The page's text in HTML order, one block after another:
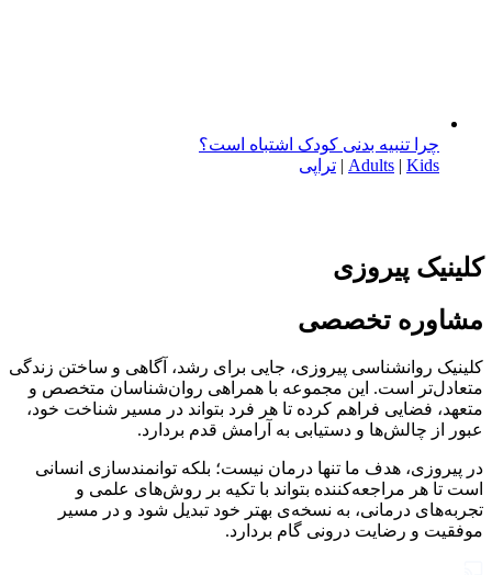
چرا تنبیه بدنی کودک اشتباه است؟
Adults | Kids
| تراپی
کلینیک پیروزی
مشاوره تخصصی
کلینیک روانشناسی پیروزی، جایی برای رشد، آگاهی و ساختن زندگی
متعادل‌تر است. این مجموعه با همراهی روان‌شناسان متخصص و
متعهد، فضایی فراهم کرده تا هر فرد بتواند در مسیر شناخت خود،
عبور از چالش‌ها و دستیابی به آرامش قدم بردارد.
در پیروزی، هدف ما تنها درمان نیست؛ بلکه توانمندسازی انسانی
است تا هر مراجعه‌کننده بتواند با تکیه بر روش‌های علمی و
تجربه‌های درمانی، به نسخه‌ی بهتر خود تبدیل شود و در مسیر
موفقیت و رضایت درونی گام بردارد.